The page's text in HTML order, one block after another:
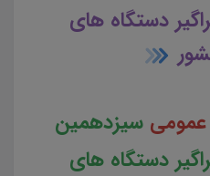
دستگاه های
عمومیسیزدهمین
دستگاه های